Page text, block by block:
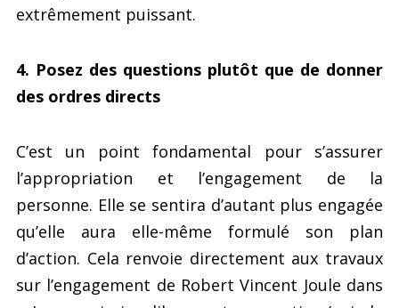
extrêmement puissant.
4. Posez des questions plutôt que de donner
des ordres directs
C’est un point fondamental pour s’assurer
l’appropriation et l’engagement de la
personne. Elle se sentira d’autant plus engagée
qu’elle aura elle-même formulé son plan
d’action. Cela renvoie directement aux travaux
sur l’engagement de Robert Vincent Joule dans